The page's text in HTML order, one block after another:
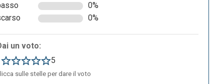
0%
0%
un voto:
5
sulle stelle per dare il voto